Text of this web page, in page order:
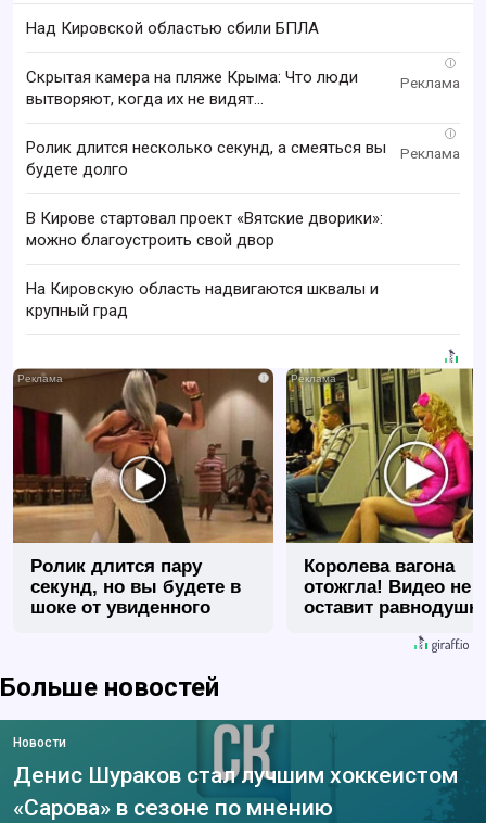
Над Кировской областью сбили БПЛА
i
Скрытая камера на пляже Крыма: Что люди
вытворяют, когда их не видят...
i
Ролик длится несколько секунд, а смеяться вы
будете долго
В Кирове стартовал проект «Вятские дворики»:
можно благоустроить свой двор
На Кировскую область надвигаются шквалы и
крупный град
i
Ролик длится пару
секунд, но вы будете в
шоке от увиденного
Королева вагона
отожгла! Видео не
оставит
Больше новостей
Новости
Денис Шураков стал лучшим хоккеистом
«Сарова» в сезоне по мнению